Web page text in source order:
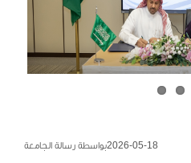
2026-05-18بواسطة رسالة الجامعة